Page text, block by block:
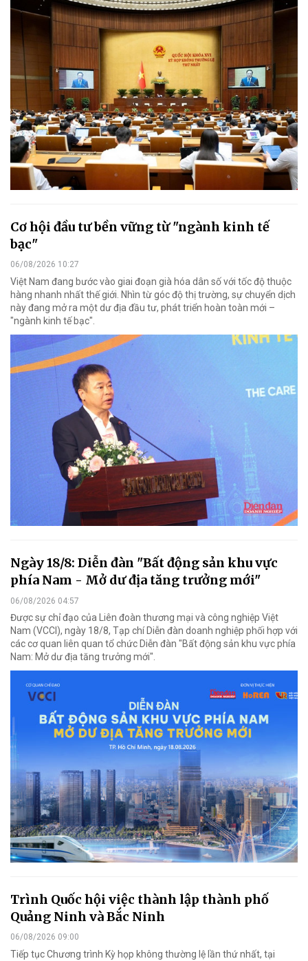
Cơ hội đầu tư bền vững từ "ngành kinh tế
bạc"
06/08/2026 10:27
Việt Nam đang bước vào giai đoạn già hóa dân số với tốc độ thuộc
hàng nhanh nhất thế giới. Nhìn từ góc độ thị trường, sự chuyển dịch
này đang mở ra một dư địa đầu tư, phát triển hoàn toàn mới –
"ngành kinh tế bạc".
Ngày 18/8: Diễn đàn "Bất động sản khu vực
phía Nam - Mở dư địa tăng trưởng mới"
06/08/2026 04:57
Được sự chỉ đạo của Liên đoàn thương mại và công nghiệp Việt
Nam (VCCI), ngày 18/8, Tạp chí Diễn đàn doanh nghiệp phối hợp với
các cơ quan liên quan tổ chức Diễn đàn "Bất động sản khu vực phía
Nam: Mở dư địa tăng trưởng mới".
Trình Quốc hội việc thành lập thành phố
Quảng Ninh và Bắc Ninh
06/08/2026 09:00
Tiếp tục Chương trình Kỳ họp không thường lệ lần thứ nhất, tại